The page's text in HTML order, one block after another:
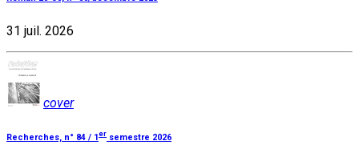
31 juil. 2026
cover
Recherches, n° 84 / 1 er semestre 2026